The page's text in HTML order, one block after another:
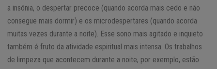
a insônia, o despertar precoce (quando acorda mais cedo e não
consegue mais dormir) e os microdespertares (quando acorda
muitas vezes durante a noite). Esse sono mais agitado e inquieto
também é fruto da atividade espiritual mais intensa. Os trabalhos
de limpeza que acontecem durante a noite, por exemplo, estão